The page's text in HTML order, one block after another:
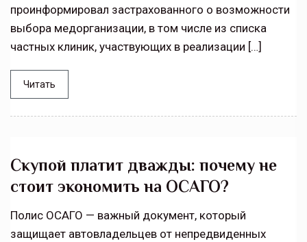
проинформировал застрахованного о возможности
выбора медорганизации, в том числе из списка
частных клиник, участвующих в реализации […]
Читать
Скупой платит дважды: почему не
стоит экономить на ОСАГО?
Полис ОСАГО — важный документ, который
защищает автовладельцев от непредвиденных